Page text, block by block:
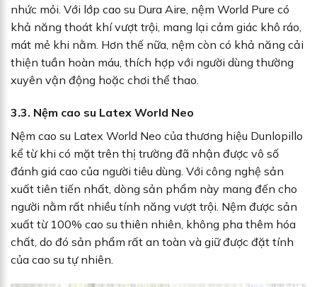
nhức mỏi. Với lớp cao su Dura Aire, nệm World Pure có
khả năng thoát khí vượt trội, mang lại cảm giác khô ráo,
mát mẻ khi nằm. Hơn thế nữa, nệm còn có khả năng cải
thiện tuần hoàn máu, thích hợp với người dùng thường
xuyên vận động hoặc chơi thể thao.
3.3. Nệm cao su Latex World Neo
Nệm cao su Latex World Neo của thương hiệu Dunlopillo
kể từ khi có mặt trên thị trường đã nhận được vô số
đánh giá cao của người tiêu dùng. Với công nghệ sản
xuất tiên tiến nhất, dòng sản phẩm này mang đến cho
người nằm rất nhiều tính năng vượt trội. Nệm được sản
xuất từ 100% cao su thiên nhiên, không pha thêm hóa
chất, do đó sản phẩm rất an toàn và giữ được đặt tính
của cao su tự nhiên.